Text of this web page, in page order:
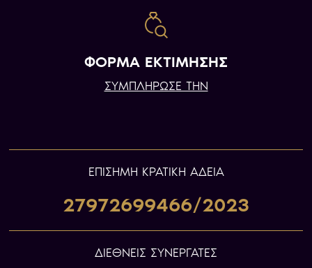
ΦΟΡΜΑ ΕΚΤΙΜΗΣΗΣ
ΣΥΜΠΛΗΡΩΣΕ ΤΗΝ
ΕΠIΣΗΜΗ ΚΡΑΤΙΚΗ ΑΔΕΙΑ
27972699466/2023
ΔΙΕΘΝΕΙΣ ΣΥΝΕΡΓΑΤΕΣ